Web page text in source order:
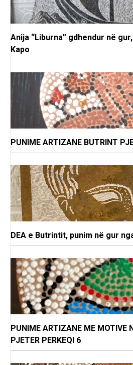
Anija “Liburna” gdhendur në
Kapo
PUNIME ARTIZANE BUTRINT
DEA e Butrintit, punim në gur
PUNIME ARTIZANE ME MOTIVE
PJETER PERKEQI 6